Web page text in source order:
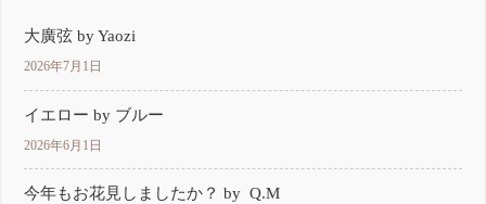
大廣弦 by Yaozi
2026年7月1日
イエロー by ブルー
2026年6月1日
今年もお花見しましたか？ by Q.M